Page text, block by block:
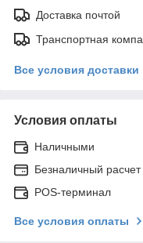
Доставка почтой
Транспортная
Все условия доставки
Условия оплаты
Наличными
Безналичный расчет
POS-терминал
Все условия оплаты